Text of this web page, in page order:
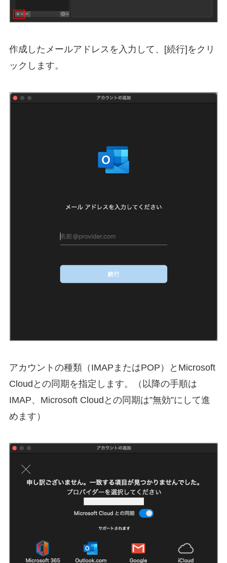
作成したメールアドレスを入力して、[続行]をクリ
ックします。
アカウントの種類（IMAPまたはPOP）とMicrosoft
Cloudとの同期を指定します。（以降の手順は
IMAP、Microsoft Cloudとの同期は”無効”にして進
めます）